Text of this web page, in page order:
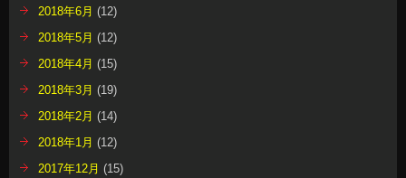
2018年6月 (12)
2018年5月 (12)
2018年4月 (15)
2018年3月 (19)
2018年2月 (14)
2018年1月 (12)
2017年12月 (15)